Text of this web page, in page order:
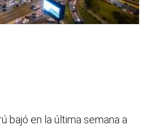
bajó en la última semana a